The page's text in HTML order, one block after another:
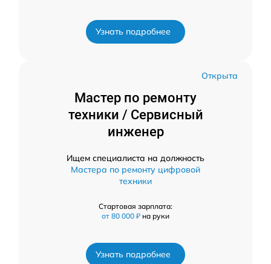
Узнать подробнее
Открыта
Мастер по ремонту
техники / Сервисный
инженер
Ищем специалиста на должность
Мастера по ремонту цифровой
техники
Стартовая зарплата:
от 80 000 ₽ на руки
Узнать подробнее